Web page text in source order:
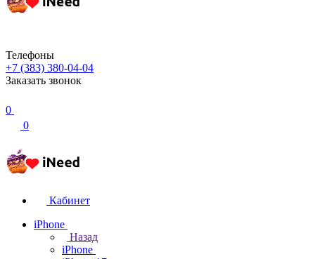
Телефоны
+7 (383) 380-04-04
Заказать звонок
0
0
Кабинет
iPhone
Назад
iPhone